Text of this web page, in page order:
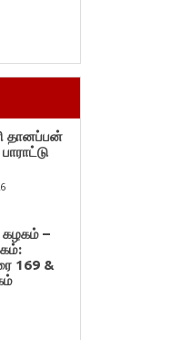
தானப்பன்
கழகம் –
169 &